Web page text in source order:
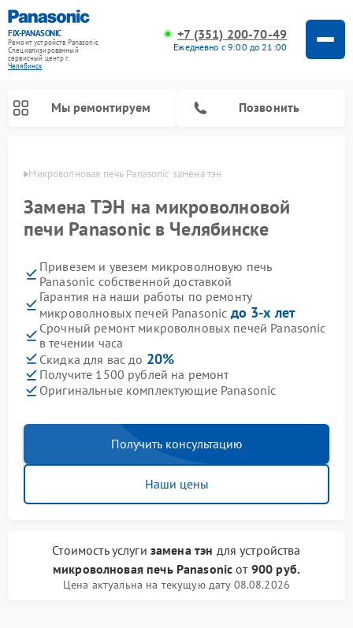
FIX-PANASONIC
Ремонт устройств Panasonic
Специализированный
cервисный центр г.
Челябинск
+7 (351) 200-70-49
Ежедневно с 9:00 до 21:00
Мы ремонтируем Позвонить
Микроволновая печь Panasonic замена тэн
Замена ТЭН на микроволновой
печи Panasonic в Челябинске
Привезем и увезем микроволновую печь
Panasonic собственной доставкой
Гарантия на наши работы по ремонту
микроволновых печей Panasonic до 3-х лет
Срочный ремонт микроволновых печей Panasonic
в течении часа
Скидка для вас до 20%
Получите 1500 рублей на ремонт
Оригинальные комплектующие Panasonic
Получить консультацию
Наши цены
Стоимость услуги замена тэн для устройства
микроволновая печь Panasonic от 900 руб.
Цена актуальна на текущую дату 08.08.2026